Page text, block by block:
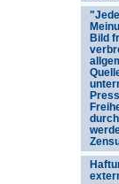
Bild